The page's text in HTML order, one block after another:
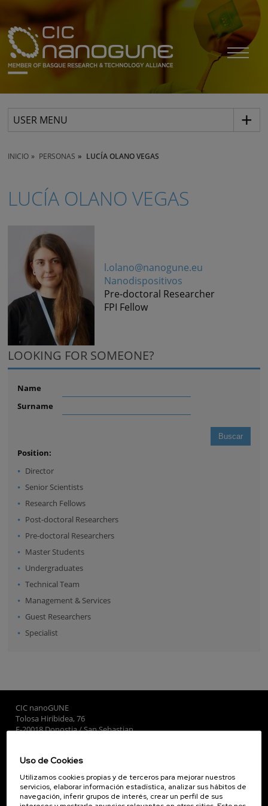
USER MENU
INICIO PERSONAS LUCÍA OLANO VEGAS
LUCÍA OLANO VEGAS
l.olano@nanogune.eu
Nanodispositivos
Pre-doctoral Researcher
FPI Fellow
LOOKING FOR SOMEONE?
Name
Surname
Position:
Director
Senior Scientists
Research Fellows
Post-doctoral Researchers
Pre-doctoral Researchers
Master Students
Undergraduates
Technical Team
Management & Services
Guest Researchers
Specialist
CIC nanoGUNE
Tolosa Hiribidea, 76
E-20018 Donostia / San Sebastian
Subscribe to our Newsletter
nanoGUNE
Uso de Cookies
Utilizamos cookies propias y de terceros para mejorar nuestros
servicios, elaborar información estadística, analizar sus hábitos de
navegación, inferir grupos de interés, crear un perfil de sus